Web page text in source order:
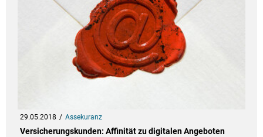
29.05.2018 Assekuranz
Versicherungskunden: Affinität zu digitalen Angeboten